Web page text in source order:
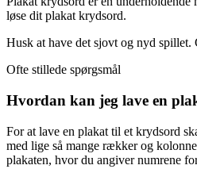
løse dit plakat krydsord.
Husk at have det sjovt og nyd spillet.
Ofte stillede spørgsmål
Hvordan kan jeg lave en
For at lave en plakat til et krydsord
med lige så mange rækker og
plakaten, hvor du angiver numrene